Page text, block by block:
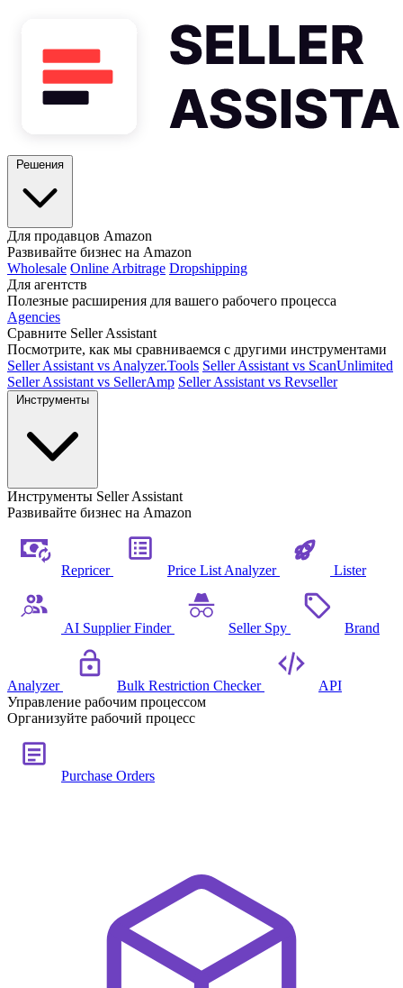
Для продавцов Amazon
Развивайте бизнес на Amazon
Wholesale Online Arbitrage Dropshipping
Для агентств
Полезные расширения для вашего рабочего процесса
Agencies
Сравните Seller Assistant
Посмотрите, как мы сравниваемся с другими инструментами
Seller Assistant vs Analyzer.Tools Seller Assistant vs ScanUnlimited
Seller Assistant vs SellerAmp Seller Assistant vs Revseller
Инструменты Seller Assistant
Развивайте бизнес на Amazon
Repricer Price List Analyzer Lister
AI Supplier Finder Seller Spy Brand
Analyzer Bulk Restriction Checker
API
Управление рабочим процессом
Организуйте рабочий процесс
Purchase Orders